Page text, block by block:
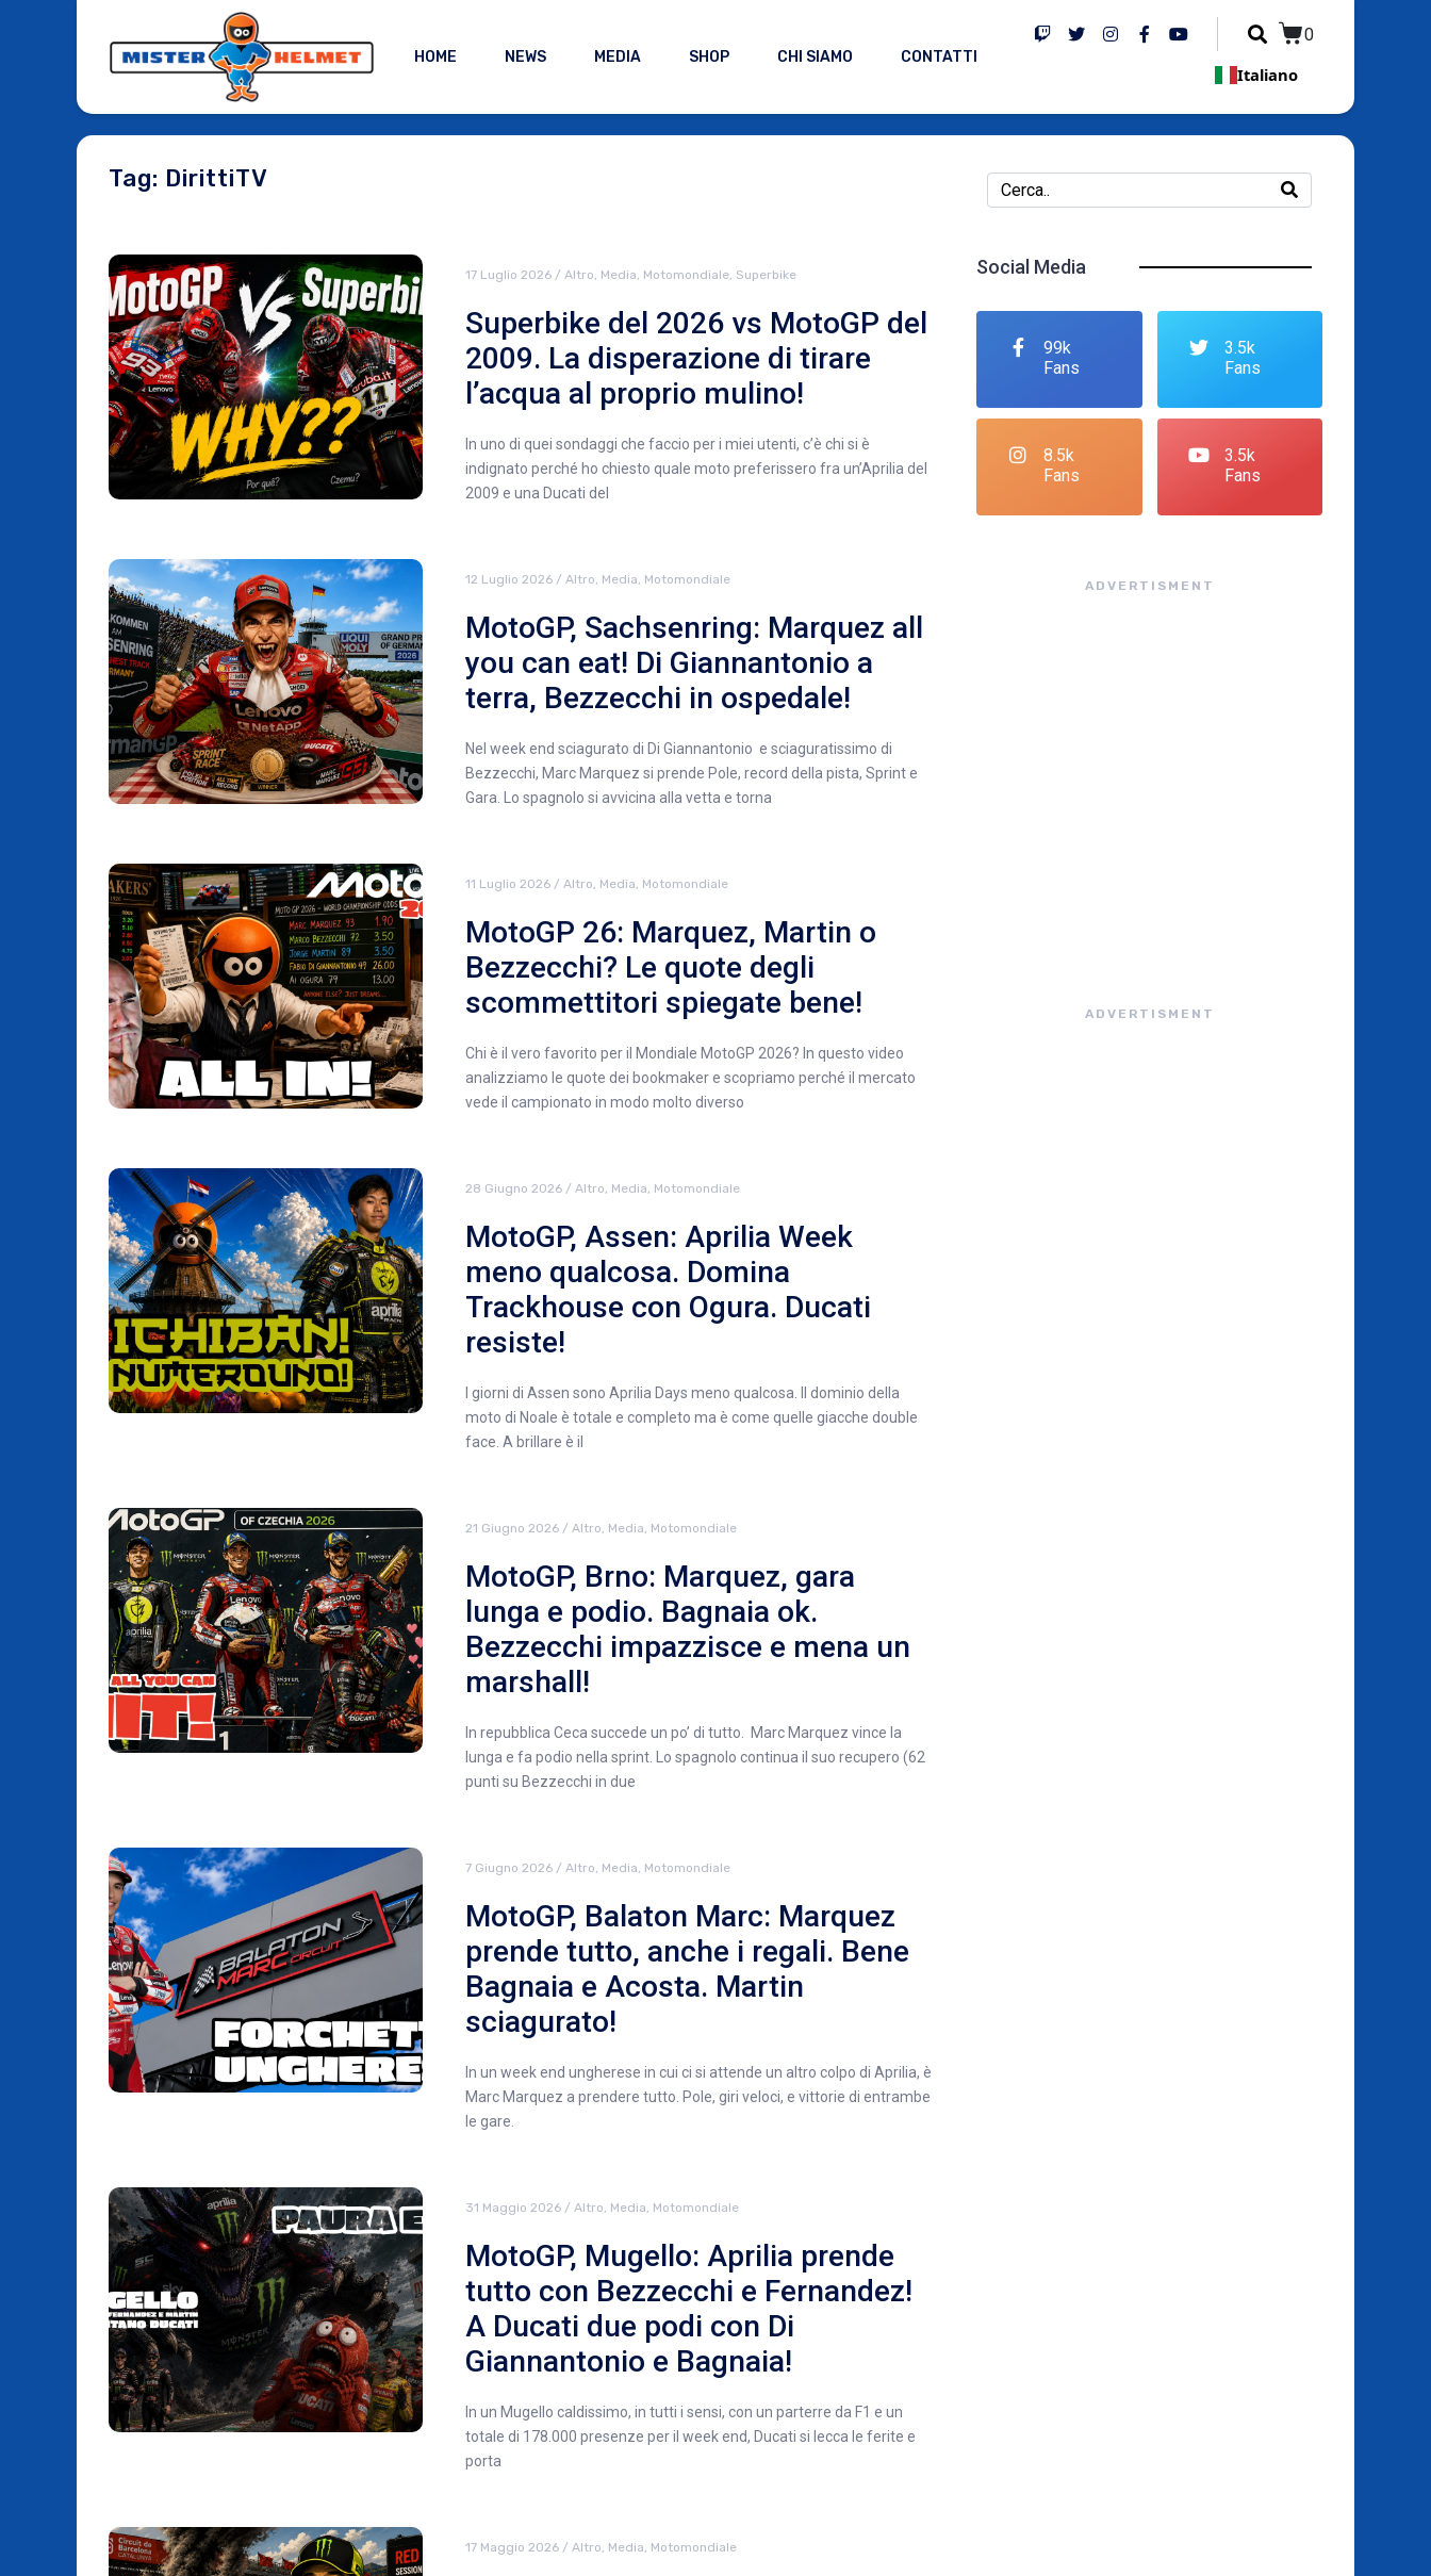
HOME NEWS MEDIA SHOP CHI SIAMO CONTATTI
0
Italiano
Tag: DirittiTV
17 Luglio 2026 / Altro, Media, Motomondiale, Superbike
Superbike del 2026 vs MotoGP del
2009. La disperazione di tirare
l’acqua al proprio mulino!
In uno di quei sondaggi che faccio per i miei utenti, c’è chi si è
indignato perché ho chiesto quale moto preferissero fra un’Aprilia del
2009 e una Ducati del
12 Luglio 2026 / Altro, Media, Motomondiale
MotoGP, Sachsenring: Marquez all
you can eat! Di Giannantonio a
terra, Bezzecchi in ospedale!
Nel week end sciagurato di Di Giannantonio e sciaguratissimo di
Bezzecchi, Marc Marquez si prende Pole, record della pista, Sprint e
Gara. Lo spagnolo si avvicina alla vetta e torna
11 Luglio 2026 / Altro, Media, Motomondiale
MotoGP 26: Marquez, Martin o
Bezzecchi? Le quote degli
scommettitori spiegate bene!
Chi è il vero favorito per il Mondiale MotoGP 2026? In questo video
analizziamo le quote dei bookmaker e scopriamo perché il mercato
vede il campionato in modo molto diverso
28 Giugno 2026 / Altro, Media, Motomondiale
MotoGP, Assen: Aprilia Week
meno qualcosa. Domina
Trackhouse con Ogura. Ducati
resiste!
I giorni di Assen sono Aprilia Days meno qualcosa. Il dominio della
moto di Noale è totale e completo ma è come quelle giacche double
face. A brillare è il
21 Giugno 2026 / Altro, Media, Motomondiale
MotoGP, Brno: Marquez, gara
lunga e podio. Bagnaia ok.
Bezzecchi impazzisce e mena un
marshall!
In repubblica Ceca succede un po’ di tutto. Marc Marquez vince la
lunga e fa podio nella sprint. Lo spagnolo continua il suo recupero (62
punti su Bezzecchi in due
7 Giugno 2026 / Altro, Media, Motomondiale
MotoGP, Balaton Marc: Marquez
prende tutto, anche i regali. Bene
Bagnaia e Acosta. Martin
sciagurato!
In un week end ungherese in cui ci si attende un altro colpo di Aprilia, è
Marc Marquez a prendere tutto. Pole, giri veloci, e vittorie di entrambe
le gare.
31 Maggio 2026 / Altro, Media, Motomondiale
MotoGP, Mugello: Aprilia prende
tutto con Bezzecchi e Fernandez!
A Ducati due podi con Di
Giannantonio e Bagnaia!
In un Mugello caldissimo, in tutti i sensi, con un parterre da F1 e un
totale di 178.000 presenze per il week end, Ducati si lecca le ferite e
porta
17 Maggio 2026 / Altro, Media, Motomondiale
Social Media
99k
Fans
3.5k
Fans
8.5k
Fans
3.5k
Fans
ADVERTISMENT
ADVERTISMENT